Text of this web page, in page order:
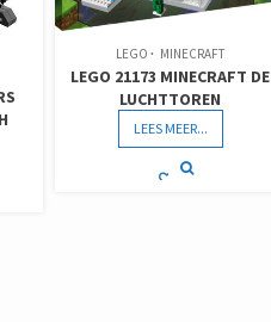
LEGO MINECRAFT
LEGO 21173 MINECRAFT DE
LUCHTTOREN
LEES MEER...